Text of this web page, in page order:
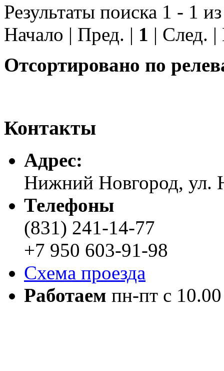
Результаты поиска 1 - 1
Начало | Пред. | 1 | След.
Отсортировано по
Контакты
Адреc:
Нижний Новгород, ул.
Телефоны
(831) 241-14-77
+7 950 603-91-98
Схема проезда
Работаем пн-пт с